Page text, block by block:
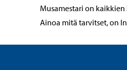
Musamestari on
Ainoa mitä tarvitset, on